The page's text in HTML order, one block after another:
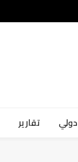
دولي تقارير